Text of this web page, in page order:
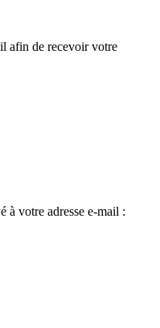
afin de recevoir votre
à votre adresse e-mail :